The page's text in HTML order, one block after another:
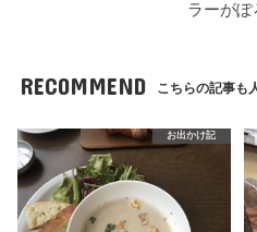
ラーがぽ
RECOMMEND こちらの記事も
お出かけ記